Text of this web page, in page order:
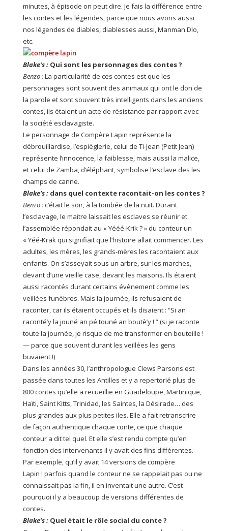
minutes, à épisode on peut dire. Je fais la différence entre
les contes et les légendes, parce que nous avons aussi
nos légendes de diables, diablesses aussi, Manman Dlo,
etc.
Blake’s: Qui sont les personnages des contes ?
Benzo:La particularité de ces contes est que les
personnages sont souvent des animaux qui ont le don de
la parole et sont souvent très intelligents dans les anciens
contes, ils étaient un acte de résistance par rapport avec
la société esclavagiste.
Le personnage de Compère Lapin représente la
débrouillardise, l’espièglerie, celui de Ti-Jean (Petit Jean)
représente l’innocence, la faiblesse, mais aussi la malice,
et celui de Zamba, d’éléphant, symbolise l’esclave des les
champs de canne.
Blake’s: dans quel contexte racontait-on les contes ?
Benzo:c’était le soir, à la tombée de la nuit. Durant
l’esclavage, le maitre laissait les esclaves se réunir et
l’assemblée répondait au « Yééé-Krik ? » du conteur un
« Yéé-Krak qui signifiait que l’histoire allait commencer. Les
adultes, les mères, les grands-mères les racontaient aux
enfants. On s’asseyait sous un arbre, sur les marches,
devant d’une vieille case, devant les maisons. Ils étaient
aussi racontés durant certains évènement comme les
veillées funèbres. Mais la journée, ils refusaient de
raconter, car ils étaient occupés et ils disaient : “Si an
raconté’y la jouné an pé touné an boutè’y ! ” (si je raconte
toute la journée, je risque de me transformer en bouteille !
— parce que souvent durant les veillées les gens
buvaient !)
Dans les années 30, l’anthropologue Clews Parsons est
passée dans toutes les Antilles et y a repertorié plus de
800 contes qu’elle a recueillie en Guadeloupe, Martinique,
Haïti, Saint Kitts, Trinidad, les Saintes, la Désirade… des
plus grandes aux plus petites iles. Elle a fait retranscrire
de façon authentique chaque conte, ce que chaque
conteur a dit tel quel. Et elle s’est rendu compte qu’en
fonction des intervenants il y avait des fins différentes.
Par exemple, qu’il y avait 14 versions de compère
Lapin ! parfois quand le conteur ne se rappelait pas ou ne
connaissait pas la fin, il en inventait une autre. C’est
pourquoi il y a beaucoup de versions différentes de
contes.
Blake’s: Quel était le rôlesocial du conte ?